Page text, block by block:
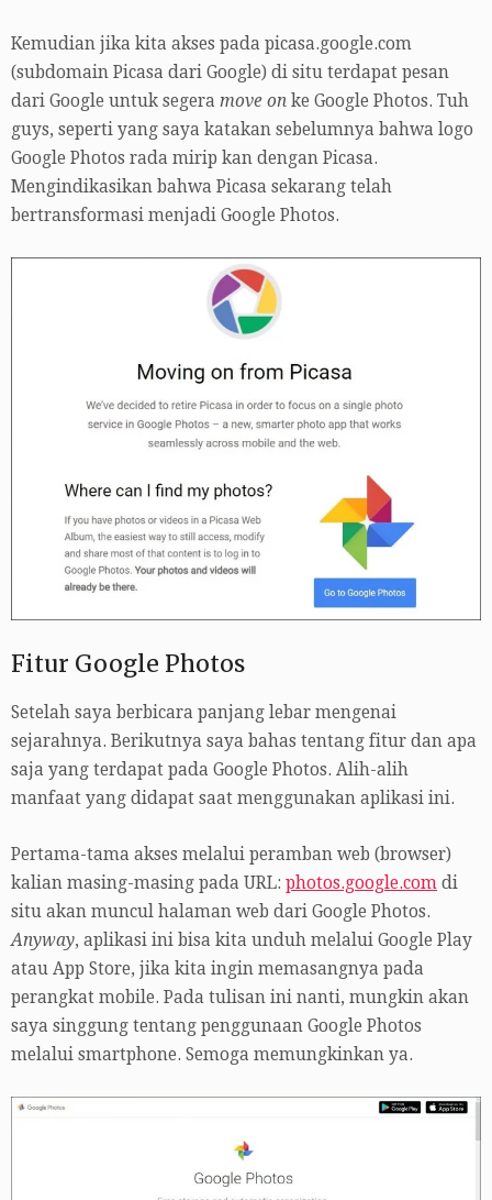
Kemudian jika kita akses pada picasa.google.com
(subdomain Picasa dari Google) di situ terdapat pesan
dari Google untuk segera move on ke Google Photos. Tuh
guys, seperti yang saya katakan sebelumnya bahwa logo
Google Photos rada mirip kan dengan Picasa.
Mengindikasikan bahwa Picasa sekarang telah
bertransformasi menjadi Google Photos.
Fitur Google Photos
Setelah saya berbicara panjang lebar mengenai
sejarahnya. Berikutnya saya bahas tentang fitur dan apa
saja yang terdapat pada Google Photos. Alih-alih
manfaat yang didapat saat menggunakan aplikasi ini.
Pertama-tama akses melalui peramban web (browser)
kalian masing-masing pada URL: photos.google.com di
situ akan muncul halaman web dari Google Photos.
Anyway, aplikasi ini bisa kita unduh melalui Google Play
atau App Store, jika kita ingin memasangnya pada
perangkat mobile. Pada tulisan ini nanti, mungkin akan
saya singgung tentang penggunaan Google Photos
melalui smartphone. Semoga memungkinkan ya.